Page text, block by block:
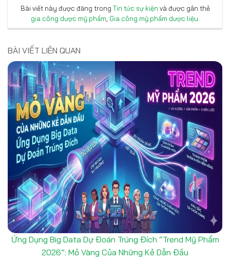
Bài viết này được đăng trong Tin tức sự kiện và được gắn thẻ
gia công dược mỹ phẩm Gia công mỹ phẩm dược liệu
BÀI VIẾT LIÊN QUAN
Ứng Dụng Big Data Dự Đoán Trúng Đích “Trend Mỹ Phẩm
2026”: Mỏ Vàng Của Những Kẻ Dẫn Đầu